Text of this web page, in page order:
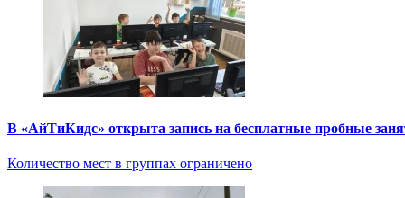
В «АйТиКидс» открыта запись на бесплатные пробные
Количество мест в группах ограничено